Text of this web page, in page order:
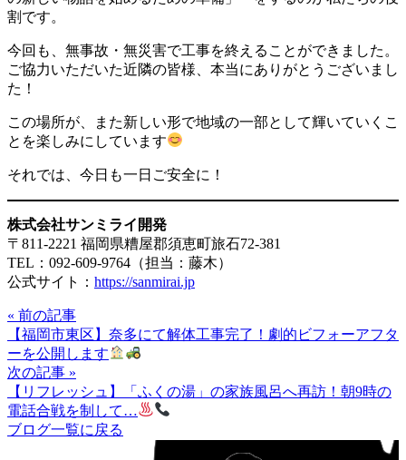
割です。
今回も、無事故・無災害で工事を終えることができました。
ご協力いただいた近隣の皆様、本当にありがとうございまし
た！
この場所が、また新しい形で地域の一部として輝いていくこ
とを楽しみにしています
それでは、今日も一日ご安全に！
株式会社サンミライ開発
〒811-2221 福岡県糟屋郡須恵町旅石72-381
TEL：092-609-9764（担当：藤木）
公式サイト： https://sanmirai.jp
« 前の記事
【福岡市東区】奈多にて解体工事完了！劇的ビフォーアフタ
ーを公開します
次の記事 »
【リフレッシュ】「ふくの湯」の家族風呂へ再訪！朝9時の
電話合戦を制して…
ブログ一覧に戻る